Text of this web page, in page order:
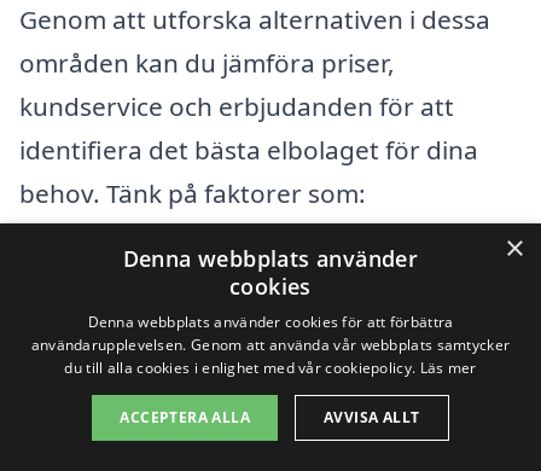
Genom att utforska alternativen i dessa
områden kan du jämföra priser,
kundservice och erbjudanden för att
identifiera det bästa elbolaget för dina
behov. Tänk på faktorer som:
Kundrecensioner och betyg
Förmånliga avtal och priser
Flexibilitet och kundbaserade
lösningar
×
Denna webbplats använder
cookies
Denna webbplats använder cookies för att förbättra
användarupplevelsen. Genom att använda vår webbplats samtycker
du till alla cookies i enlighet med vår cookiepolicy. Läs mer
ACCEPTERA ALLA AVVISA ALLT